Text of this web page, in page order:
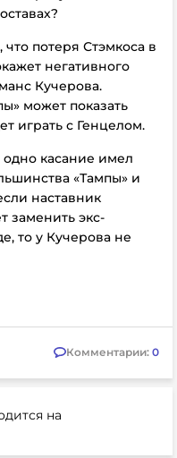
потеря Стэмкоса в
негативного
Кучерова.
может показать
играть с Генцелом.
касание имел
«Тампы» и
наставник
заменить экс-
то у Кучерова не
Комментарии: 0
на